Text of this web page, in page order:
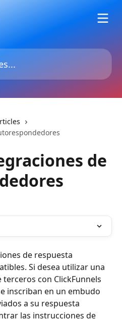
de
de respuesta
Si desea utilizar una
con ClickFunnels
inscriban en un embudo
a su respuesta
las instrucciones de